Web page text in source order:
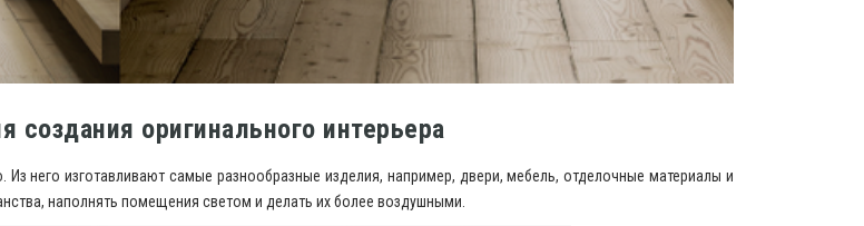
оригинального интерьера
него изготавливают самые разнообразные изделия, например, двери, мебель, отделочные материалы и
наполнять помещения светом и делать их более воздушными.